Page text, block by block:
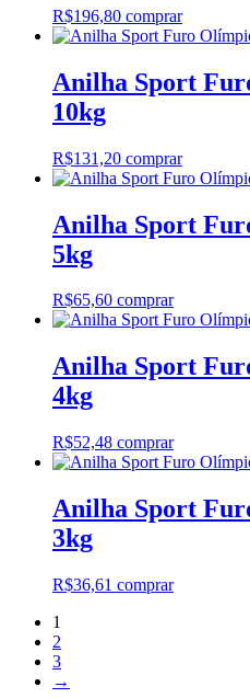
R$196,80 comprar
Anilha Sport
10kg
R$131,20 comprar
Anilha Sport
5kg
R$65,60 comprar
Anilha Sport
4kg
R$52,48 comprar
Anilha Sport
3kg
R$36,61 comprar
1
2
3
→